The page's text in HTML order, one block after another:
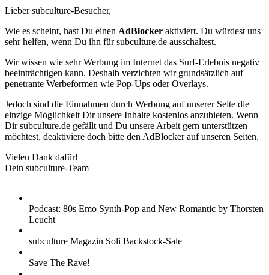
Lieber subculture-Besucher,
Wie es scheint, hast Du einen AdBlocker aktiviert. Du würdest uns
sehr helfen, wenn Du ihn für subculture.de ausschaltest.
Wir wissen wie sehr Werbung im Internet das Surf-Erlebnis negativ
beeinträchtigen kann. Deshalb verzichten wir grundsätzlich auf
penetrante Werbeformen wie Pop-Ups oder Overlays.
Jedoch sind die Einnahmen durch Werbung auf unserer Seite die
einzige Möglichkeit Dir unsere Inhalte kostenlos anzubieten. Wenn
Dir subculture.de gefällt und Du unsere Arbeit gern unterstützen
möchtest, deaktiviere doch bitte den AdBlocker auf unseren Seiten.
Vielen Dank dafür!
Dein subculture-Team
Podcast: 80s Emo Synth-Pop and New Romantic by Thorsten
Leucht
subculture Magazin Soli Backstock-Sale
Save The Rave!